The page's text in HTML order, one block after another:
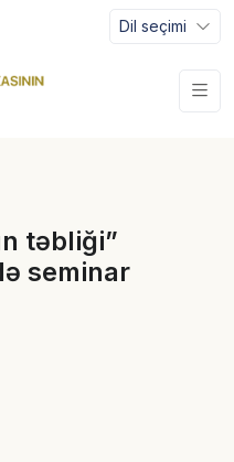
Dil seçimi
təbliği”
seminar